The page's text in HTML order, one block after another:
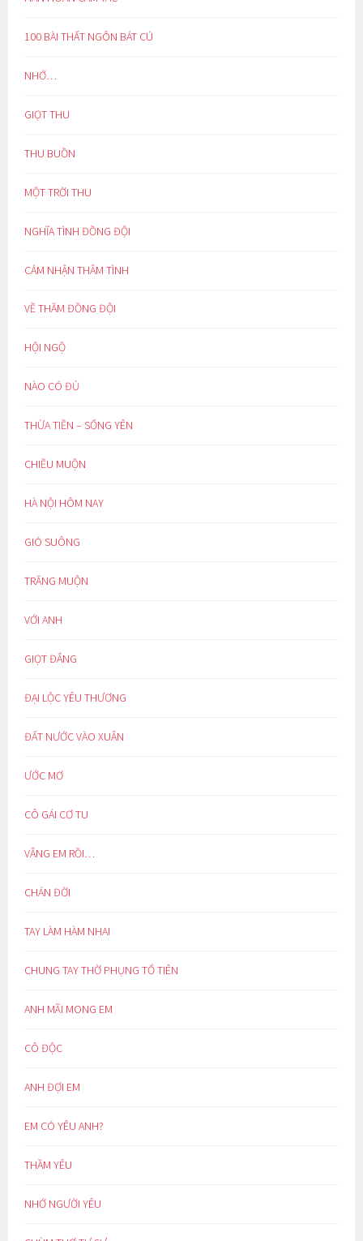
100 BÀI THẤT NGÔN BÁT CÚ
NHỚ…
GIỌT THU
THU BUỒN
MỘT TRỜI THU
NGHĨA TÌNH ĐỒNG ĐỘI
CẢM NHẬN THÂM TÌNH
VỀ THĂM ĐỒNG ĐỘI
HỘI NGỘ
NÀO CÓ ĐỦ
THỪA TIỀN – SỐNG YÊN
CHIỀU MUỘN
HÀ NỘI HÔM NAY
GIÓ SUÔNG
TRĂNG MUỘN
VỚI ANH
GIỌT ĐẮNG
ĐẠI LỘC YÊU THƯƠNG
ĐẤT NƯỚC VÀO XUÂN
ƯỚC MƠ
CÔ GÁI CƠ TU
VẮNG EM RỒI…
CHÁN ĐỜI
TAY LÀM HÀM NHAI
CHUNG TAY THỜ PHỤNG TỔ TIÊN
ANH MÃI MONG EM
CÔ ĐỘC
ANH ĐỢI EM
EM CÓ YÊU ANH?
THẦM YÊU
NHỚ NGƯỜI YÊU